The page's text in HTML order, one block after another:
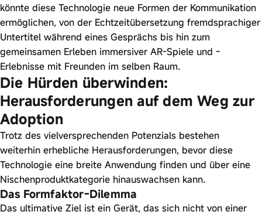
könnte diese Technologie neue Formen der Kommunikation
ermöglichen, von der Echtzeitübersetzung fremdsprachiger
Untertitel während eines Gesprächs bis hin zum
gemeinsamen Erleben immersiver AR-Spiele und -
Erlebnisse mit Freunden im selben Raum.
Die Hürden überwinden:
Herausforderungen auf dem Weg zur
Adoption
Trotz des vielversprechenden Potenzials bestehen
weiterhin erhebliche Herausforderungen, bevor diese
Technologie eine breite Anwendung finden und über eine
Nischenproduktkategorie hinauswachsen kann.
Das Formfaktor-Dilemma
Das ultimative Ziel ist ein Gerät, das sich nicht von einer